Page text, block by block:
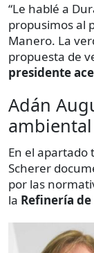
“Le hablé a
propusimos al
Manero. La
propuesta de
presidente
Adán
ambiental
En el apartado
Scherer
por las
la Refinería de